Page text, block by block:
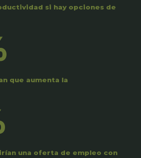
si hay opciones de
que aumenta la
una oferta de empleo con